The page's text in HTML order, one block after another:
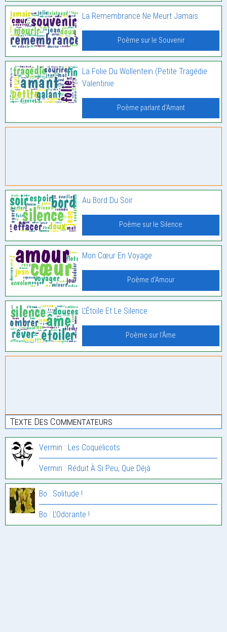
La Remembrance Ne Meurt Jamais
Poème sur le Souvenir
La Folie Du Wollentein (Petite Tragédie
Valentinie
Poème parlant d'Amant
Au Bord Du Soir
Poème sur le Silence
Mon Cœur En Voyage
Poème d'Amour
L’Étoile Et Le Silence
Poème sur l'Âme
Texte Des Commentateurs
Vermin : Les Coquelicots
Vermin : Réduit À Si Peu, Que Déjà
Bo : Solitude !
Bo : L’Odorante !